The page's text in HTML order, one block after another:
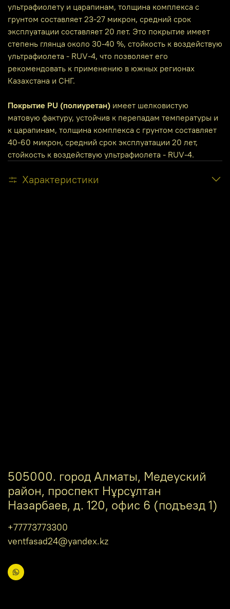
ультрафиолету и царапинам, толщина комплекса с
грунтом составляет 23-27 микрон, средний срок
эксплуатации составляет 20 лет. Это покрытие имеет
степень глянца около 30-40 %, стойкость к воздействую
ультрафиолета - RUV-4, что позволяет его
рекомендовать к применению в южных регионах
Казахстана и СНГ.
Покрытие PU (полиуретан) имеет шелковистую
матовую фактуру, устойчив к перепадам температуры и
к царапинам, толщина комплекса с грунтом составляет
40-60 микрон, средний срок эксплуатации 20 лет,
стойкость к воздействую ультрафиолета - RUV-4.
Характеристики
505000. город Алматы, Медеуский
район, проспект Нұрсұлтан
Назарбаев, д. 120, офис 6 (подъезд 1)
+77773773300
ventfasad24@yandex.kz